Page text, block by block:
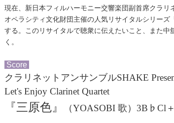
現在、新日本フィルハーモニー交響楽団副首席クラ
オペラシティ文化財団主催の人気リサイタルシリー
する。このリサイタルで聴衆に伝えたいこと、また
く。
Score
クラリネットアンサンブルSHAKE
Let's Enjoy Clarinet Quartet
『三原色』 （YOASOBI 歌）3B♭Cl